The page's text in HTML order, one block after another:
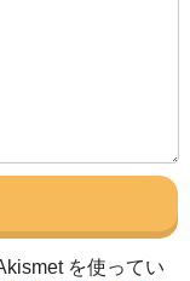
を使ってい